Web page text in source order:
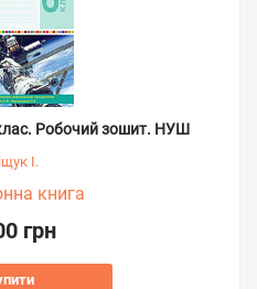
Робочий зошит. НУШ
І.
книга
грн